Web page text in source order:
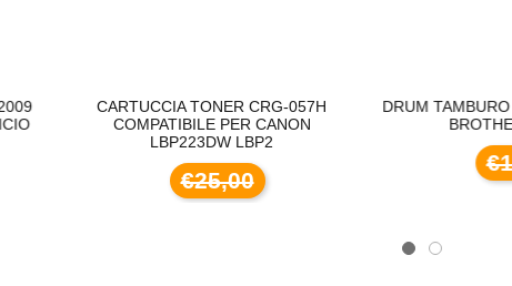
CARTUCCIA TONER CRG-057H
COMPATIBILE PER CANON
LBP223DW LBP2
DRUM TAMBURO
BROTHER DR2510